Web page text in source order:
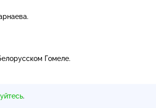
Гомеле.
.